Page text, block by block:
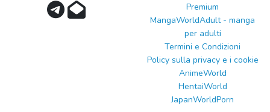
Premium
MangaWorldAdult - manga
per adulti
Termini e Condizioni
Policy sulla privacy e i cookie
AnimeWorld
HentaiWorld
JapanWorldPorn